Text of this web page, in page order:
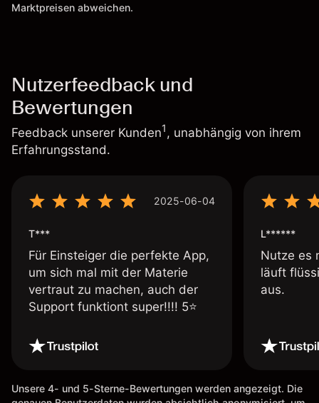
Marktpreisen abweichen.
Nutzerfeedback und
Bewertungen
Feedback unserer Kunden1, unabhängig von ihrem
Erfahrungsstand.
2025-06-04
T***
Für Einsteiger die perfekte App,
um sich mal mit der Materie
vertraut zu machen, auch der
Support funktiont super!!!! 5⭐️
L******
Nutze es
läuft
aus.
Unsere 4- und 5-Sterne-Bewertungen werden angezeigt. Die